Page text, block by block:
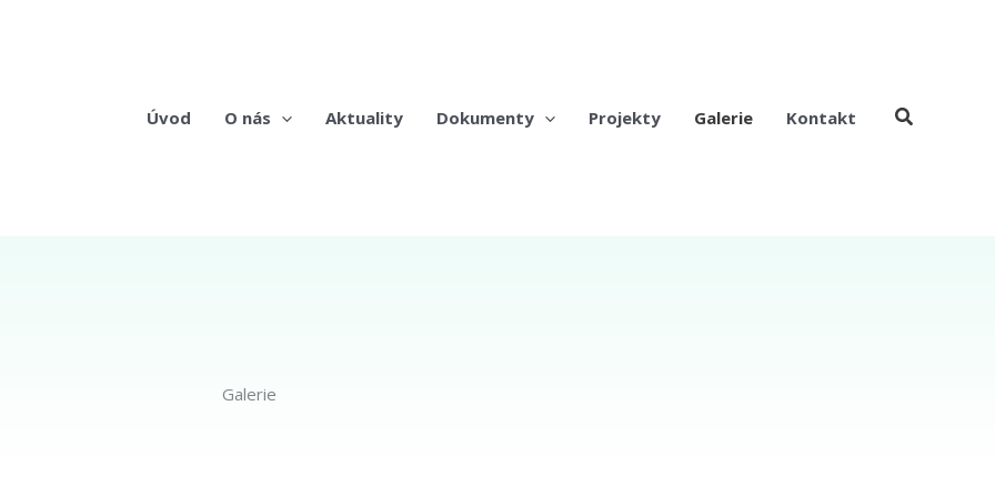
Úvod O nás Aktuality Dokumenty Projekty Galerie Kontakt
Galerie